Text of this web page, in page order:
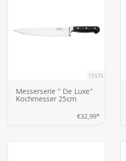
15573
Messerserie " De Luxe"
Kochmesser 25cm
€32,99*